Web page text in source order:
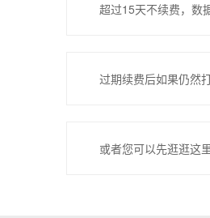
超过15天不续费，数
过期续费后如果仍然
或者您可以先逛逛这